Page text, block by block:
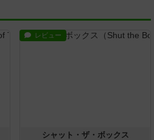
レビュー
シャット・ザ・ボックス